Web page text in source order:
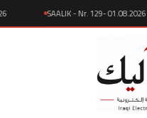
SAALIK - Nr. 129-